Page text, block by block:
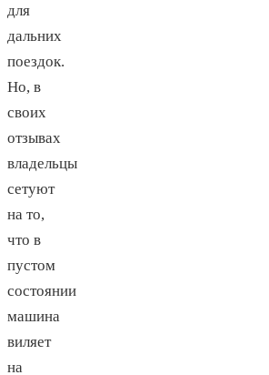
для
дальних
поездок.
Но, в
своих
отзывах
владельцы
сетуют
на то,
что в
пустом
состоянии
машина
виляет
на